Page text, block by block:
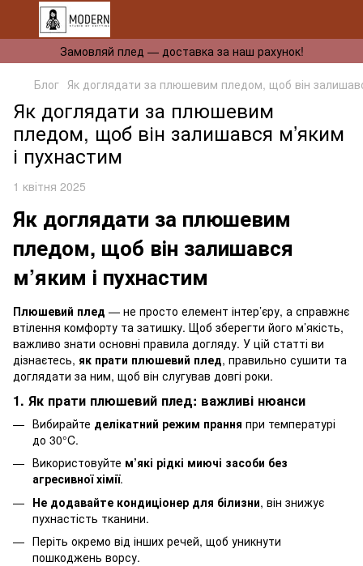
Замовляй плед — доставка за наш рахунок!
Блог Як доглядати за плюшевим пледом, щоб він
Як доглядати за плюшевим
пледом, щоб він залишався м’яким
і пухнастим
1 квітня 2025
Як доглядати за плюшевим
пледом, щоб він залишався
м’яким і пухнастим
Плюшевий плед — не просто елемент інтер’єру, а справжнє
втілення комфорту та затишку. Щоб зберегти його м’якість,
важливо знати основні правила догляду. У цій статті ви
дізнаєтесь, як прати плюшевий плед, правильно сушити та
доглядати за ним, щоб він слугував довгі роки.
1. Як прати плюшевий плед: важливі нюанси
Вибирайте делікатний режим прання при температурі
до 30°C.
Використовуйте м’які рідкі миючі засоби без
агресивної хімії.
Не додавайте кондиціонер для білизни, він знижує
пухнастість тканини.
Періть окремо від інших речей, щоб уникнути
пошкоджень ворсу.